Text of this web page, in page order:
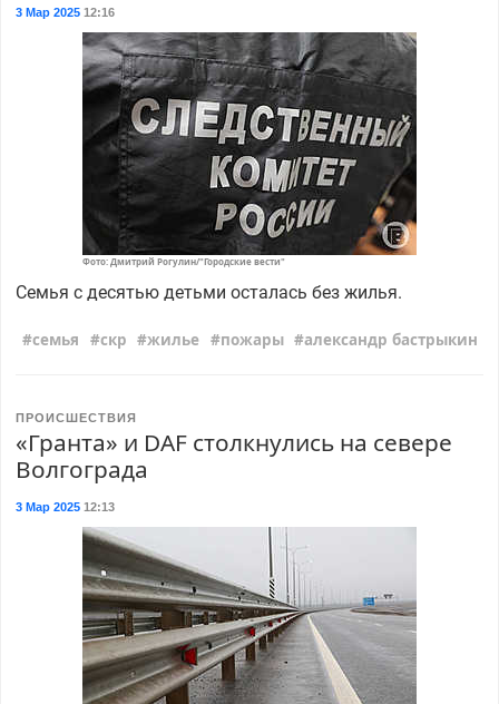
3 Мар 202512:16
Фото: Дмитрий Рогулин/"Городские вести"
Семья с десятью детьми осталась без жилья.
семья скр жилье пожары александр бастрыкин
ПРОИСШЕСТВИЯ
«Гранта» и DAF столкнулись на севере
Волгограда
3 Мар 202512:13